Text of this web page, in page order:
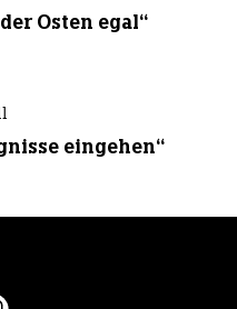
Osten egal“
eingehen“